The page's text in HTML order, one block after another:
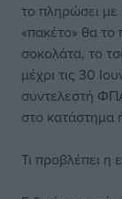
το πληρώσει
«πακέτο» θα
σοκολάτα, το
μέχρι τις 30
συντελεστή
στο κατάστημα
Τι προβλέπει η